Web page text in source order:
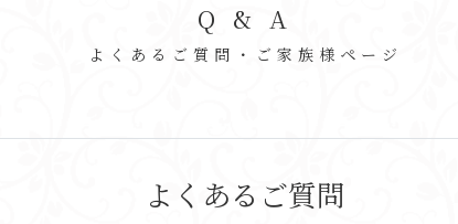
Q & A
よくあるご質問・ご家族様ページ
よくあるご質問